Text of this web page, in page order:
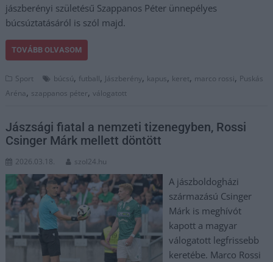
jászberényi születésű Szappanos Péter ünnepélyes
búcsúztatásáról is szól majd.
TOVÁBB OLVASOM
Sport búcsú, futball, Jászberény, kapus, keret, marco rossi, Puskás
Aréna, szappanos péter,válogatott
Jászsági fiatal a nemzeti tizenegyben, Rossi
Csinger Márk mellett döntött
2026.03.18. szol24.hu
A jászboldogházi
származású Csinger
Márk is meghívót
kapott a magyar
válogatott legfrissebb
keretébe. Marco Rossi